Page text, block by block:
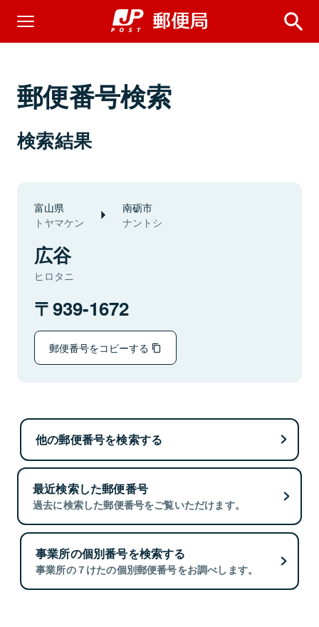
郵便番号検索
検索結果
富山県
トヤマケン
南砺市
ナントシ
広谷
ヒロタニ
939-1672
郵便番号をコピーする
他の郵便番号を検索する
最近検索した郵便番号
過去に検索した郵便番号をご覧いただけます。
事業所の個別番号を検索する
事業所の７けたの個別郵便番号をお調べします。